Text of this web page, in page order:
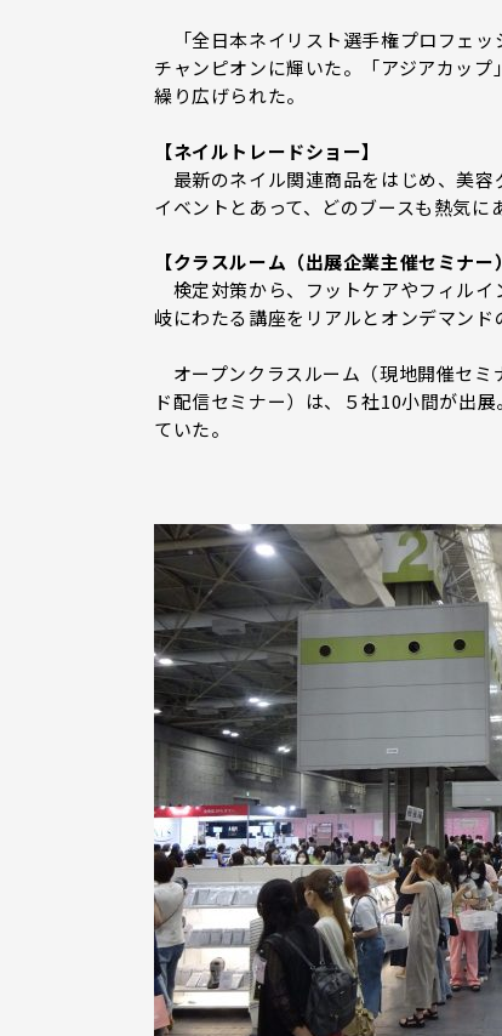
「全日本ネイリスト選手権プロフェッ
チャンピオンに輝いた。「アジアカッ
繰り広げられた。
【ネイルトレードショー】
最新のネイル関連商品をはじめ、美容
イベントとあって、どのブースも熱気に
【クラスルーム（出展企業主催セミナー
検定対策から、フットケアやフィルイ
岐にわたる講座をリアルとオンデマンド
オープンクラスルーム（現地開催セミ
ド配信セミナー）は、５社10小間が出
ていた。